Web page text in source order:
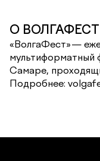
О ВОЛГАФЕСТ
«ВолгаФест»—
мультиформатный
Самаре,
Подробнее: